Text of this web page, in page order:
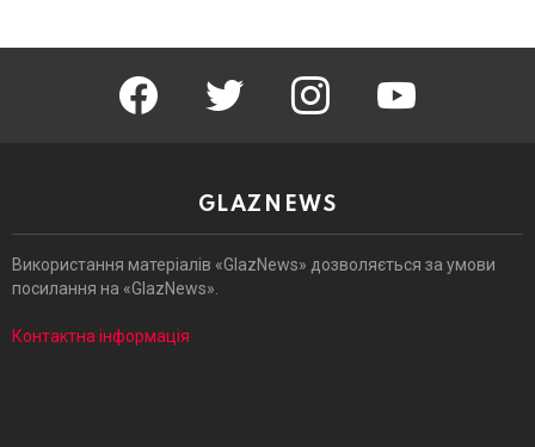
facebook twitter instagram youtube
GLAZNEWS
Використання матеріалів «GlazNews» дозволяється за умови
посилання на «GlazNews».
Контактна інформація